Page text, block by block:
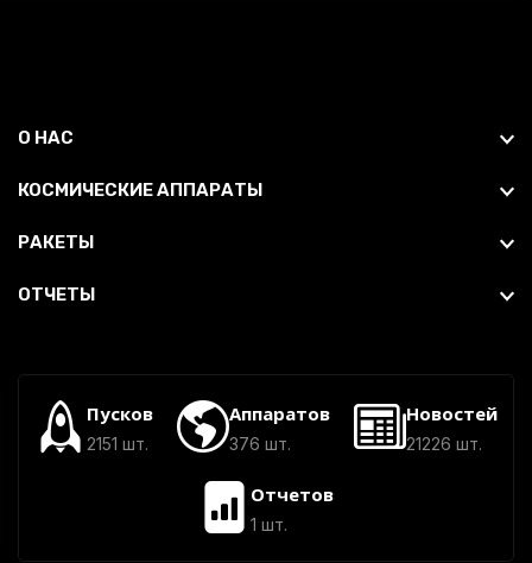
О НАС
КОСМИЧЕСКИЕ АППАРАТЫ
РАКЕТЫ
ОТЧЕТЫ
Пусков
2151 шт.
Аппаратов
376 шт.
Новостей
21226 шт.
Отчетов
1 шт.